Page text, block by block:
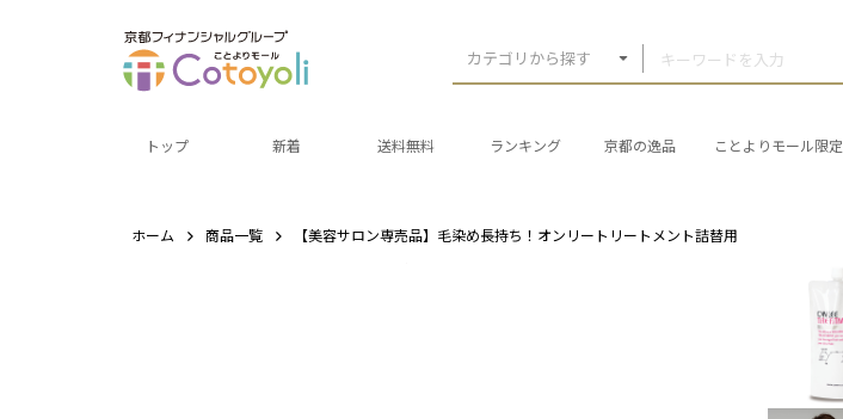
カテゴリから探す
トップ 新着 送料無料 ランキング 京都の逸品 ことよりモール限定
ホーム 商品一覧 【美容サロン専売品】毛染め長持ち！オンリートリートメント詰替用